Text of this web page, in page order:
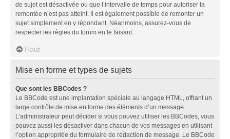
de sujet est désactivée ou que l’intervalle de temps pour autoriser la
remontée n’est pas atteint. Il est également possible de remonter un
sujet simplement en y répondant. Néanmoins, assurez-vous de
respecter les règles du forum en le faisant.
Haut
Mise en forme et types de sujets
Que sont les BBCodes ?
Le BBCode est une implantation spéciale au langage HTML, offrant un
large contrôle de mise en forme des éléments d’un message.
L’administrateur peut décider si vous pouvez utiliser les BBCodes, vous
pouvez aussi les désactiver dans chacun de vos messages en utilisant
l’option appropriée du formulaire de rédaction de message. Le BBCode